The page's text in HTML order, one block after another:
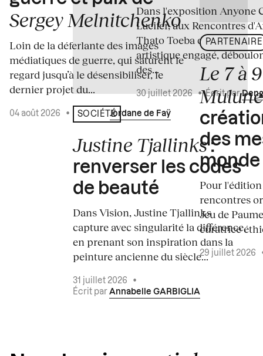
Sergey Melnitchenko
Loin de la déferlante des images
médiatiques de guerre, qui saturent le
regard jusqu’à le désensibiliser, le
dernier projet du...
04 août 2026 • Écrit par Jordane de Faÿ
SOCIÉTÉ
Justine Tjallinks:
renverser les codes
de beauté
Dans Vision, Justine Tjallinks
capture avec singularité la différence,
en prenant son inspiration dans la
peinture ancienne du siècle...
31 juillet 2026
•
Écrit par Annabelle GARBIGLIA
Dans l'exposition Anyone
Lucifer, aux Rencontres
Thato Toeba dévoile un
artistique engagé,
des...
30 juillet 2026•Écrit par
PARTENAIRE
Le 7 à
des
monde
Pour l'édition
rencontres
Jeu de
curatrice
29 juillet 2026